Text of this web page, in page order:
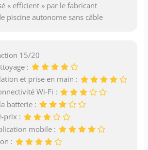
« efficient » par le fabricant
piscine autonome sans câble
15/20
:
et prise en main :
Wi-Fi :
batterie :
prix :
mobile :
: